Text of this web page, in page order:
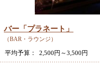
バー「プラネート」
（BAR・ラウンジ）
平均予算： 2,500円～3,500円